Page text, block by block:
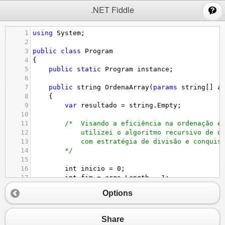
.NET Fiddle
1 using System ;
2
3
public class
Program
4
{
5
public static Program instance ;
6
7
public string OrdenaArray( params string
8
    {
9
var resultado = string . Empty ;
10
11
/*  Visando a eficiência na ordenação
12
utilizei o algoritmo recursivo de
13
com estratégia de divisão e
14
*/
15
16
int inicio = 0 ;
17
int fim = args.Length - 1;
20
// Transforma no formato de saída
Options
Share